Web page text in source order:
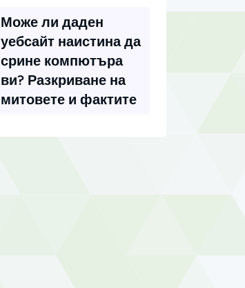
Може ли даден
уебсайт наистина да
срине компютъра
ви? Разкриване на
митовете и фактите